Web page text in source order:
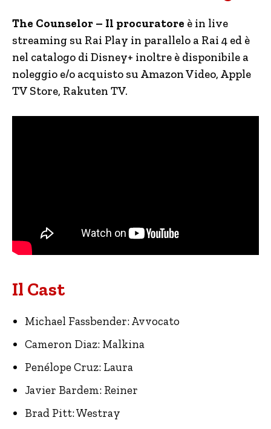
The Counselor – Il procuratore è in live
streaming su Rai Play in parallelo a Rai 4 ed è
nel catalogo di Disney+ inoltre è disponibile a
noleggio e/o acquisto su Amazon Video, Apple
TV Store, Rakuten TV.
Il Cast
Michael Fassbender: Avvocato
Cameron Diaz: Malkina
Penélope Cruz: Laura
Javier Bardem: Reiner
Brad Pitt: Westray